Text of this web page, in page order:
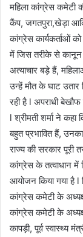
महिला कांग्रेस कमेटी
कैंप, जगतपुरा,खेड़ा
कांग्रेस कार्यकर्ताओं
में जिस तरीके से कानून
अत्याचार बड़े हैं,
उन्हें मौत के घाट
रही है l अपराधी
l श्रीमती शर्मा ने
बहुत प्रभावित हैं,
राज्य की सरकार
कांग्रेस के तत्वाधान में
आयोजन किया गया है l
कांग्रेस कमेटी के
कांग्रेस कमेटी के
कापड़ी, पूर्व स्वास्थ्य